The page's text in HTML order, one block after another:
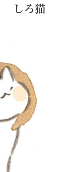
しろ猫